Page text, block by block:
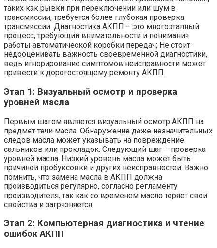
таких как рывки при переключении или шум в
трансмиссии, требуется более глубокая проверка
трансмиссии. Диагностика АКПП – это многоэтапный
процесс, требующий внимательности и понимания
работы автоматической коробки передач; Не стоит
недооценивать важность своевременной диагностики,
ведь игнорирование симптомов неисправности может
привести к дорогостоящему ремонту АКПП.
Этап 1: Визуальный осмотр и проверка
уровней масла
Первым шагом является визуальный осмотр АКПП на
предмет течи масла. Обнаружение даже незначительных
следов масла может указывать на повреждение
сальников или прокладок. Следующий шаг – проверка
уровней масла. Низкий уровень масла может быть
причиной пробуксовки и других неисправностей. Важно
помнить, что замена масла в АКПП должна
производиться регулярно, согласно регламенту
производителя, так как со временем масло теряет свои
свойства и загрязняется.
Этап 2: Компьютерная диагностика и чтение
ошибок АКПП